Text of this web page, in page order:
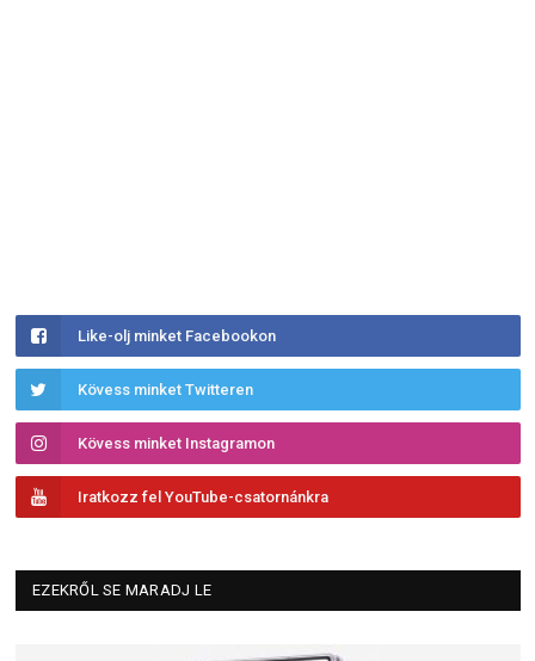
Like-olj minket Facebookon
Kövess minket Twitteren
Kövess minket Instagramon
Iratkozz fel YouTube-csatornánkra
EZEKRŐL SE MARADJ LE